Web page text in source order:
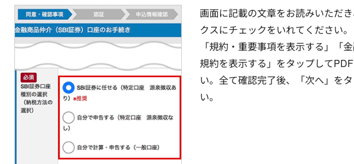
画面に記載の文章をお読みいただ
クスにチェックをいれてください。
「規約・重要事項を表示する」「
規約を表示する」をタップして
い。全て確認完了後、「次へ」を
い。